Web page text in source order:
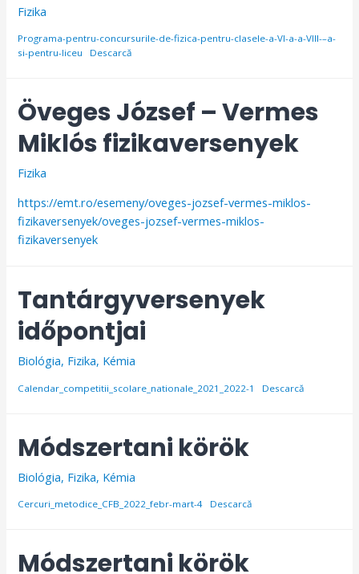
Fizika
Programa-pentru-concursurile-de-fizica-pentru-clasele-a-VI-a-a-VIII-–a-
si-pentru-liceu
Descarcă
Öveges József – Vermes
Miklós fizikaversenyek
Fizika
https://emt.ro/esemeny/oveges-jozsef-vermes-miklos-
fizikaversenyek/oveges-jozsef-vermes-miklos-
fizikaversenyek
Tantárgyversenyek
időpontjai
Biológia, Fizika, Kémia
Calendar_competitii_scolare_nationale_2021_2022-1 Descarcă
Módszertani körök
Biológia, Fizika, Kémia
Cercuri_metodice_CFB_2022_febr-mart-4 Descarcă
Módszertani körök